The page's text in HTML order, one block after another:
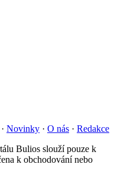
· Novinky · O nás · Redakce
Bulios slouží pouze k
k obchodování nebo